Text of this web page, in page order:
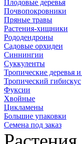
Плодовые деревья
Почвопокровники
Пряные травы
Растения-хищники
Рододендроны
Садовые орхидеи
Синнингии
Суккуленты
Тропические деревья
Тропический гибискус
Фуксии
Хвойные
Цикламены
Большие упаковки
Семена под заказ